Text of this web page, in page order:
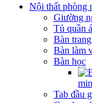
Nội thất phòng
Giường
Tủ quần
Bàn
Bàn làm
Bàn học
Tab đầu